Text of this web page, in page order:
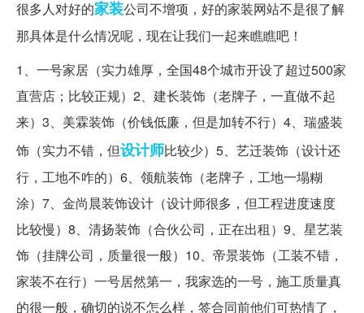
很多人对好的家装公司不增项，好的家装网站不是很了解
那具体是什么情况呢，现在让我们一起来瞧瞧吧！
1、一号家居（实力雄厚，全国48个城市开设了超过500家
直营店；比较正规）2、建长装饰（老牌子，一直做不起
来）3、美霖装饰（价钱低廉，但是加转不行）4、瑞盛装
饰（实力不错，但设计师比较少）5、艺迁装饰（设计还
行，工地不咋的）6、领航装饰（老牌子，工地一塌糊
涂）7、金尚晨装饰设计（设计师很多，但工程进度速度
比较慢）8、清扬装饰（合伙公司，正在出租）9、星艺装
饰（挂牌公司，质量很一般）10、帝景装饰（工装不错，
家装不在行）一号居然第一，我家选的一号，施工质量真
的很一般，确切的说不怎么样，签合同前他们可热情了，